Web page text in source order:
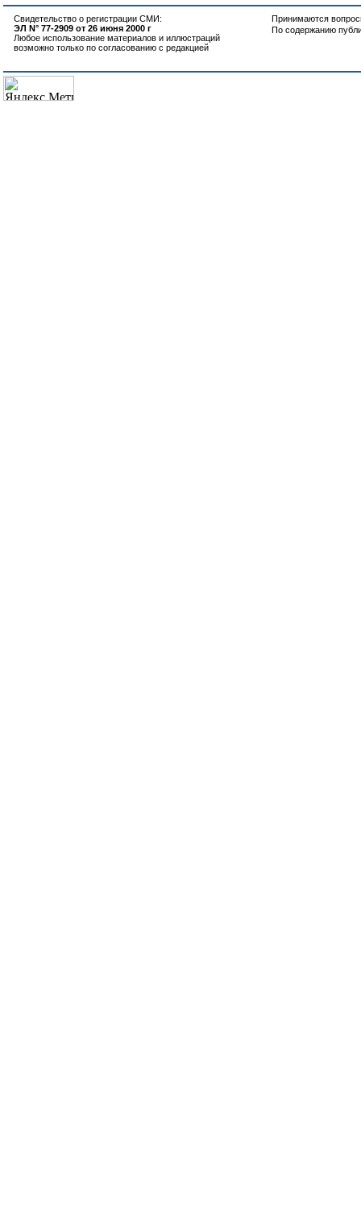
Свидетельство о регистрации СМИ:
ЭЛ N° 77-2909 от 26 июня 2000 г
Любое использование материалов и иллюстраций
возможно только по согласованию с редакцией
Принимаются
По содержанию